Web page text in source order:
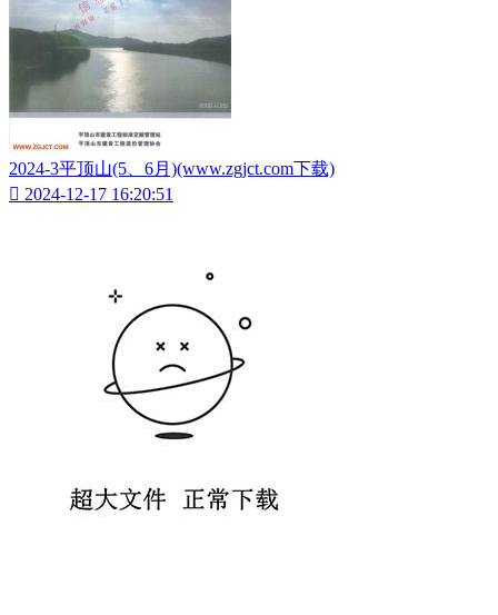
2024-3平顶山(5、6月)(www.zgjct.com下载)
 2024-12-17 16:20:51